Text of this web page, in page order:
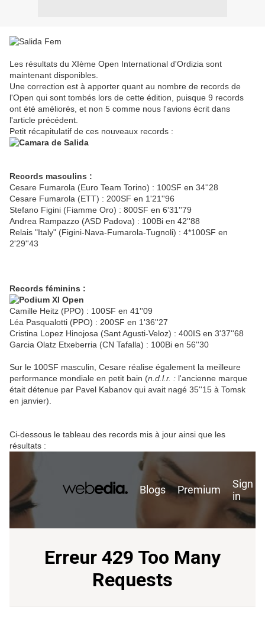
Les résultats du XIème Open International d'Ordizia sont
maintenant disponibles.
Une correction est à apporter quant au nombre de records de
l'Open qui sont tombés lors de cette édition, puisque 9 records
ont été améliorés, et non 5 comme nous l'avions écrit dans
l'article précédent.
Petit récapitulatif de ces nouveaux records :
Records masculins :
Cesare Fumarola (Euro Team Torino) : 100SF en 34''28
Cesare Fumarola (ETT) : 200SF en 1'21''96
Stefano Figini (Fiamme Oro) : 800SF en 6'31''79
Andrea Rampazzo (ASD Padova) : 100Bi en 42''88
Relais "Italy" (Figini-Nava-Fumarola-Tugnoli) : 4*100SF en
2'29''43
Records féminins :
Camille Heitz (PPO) : 100SF en 41''09
Léa Pasqualotti (PPO) : 200SF en 1'36''27
Cristina Lopez Hinojosa (Sant Agusti-Veloz) : 400IS en 3'37''68
Garcia Olatz Etxeberria (CN Tafalla) : 100Bi en 56''30
Sur le 100SF masculin, Cesare réalise également la meilleure
performance mondiale en petit bain (n.d.l.r. : l'ancienne marque
était détenue par Pavel Kabanov qui avait nagé 35''15 à Tomsk
en janvier).
Ci-dessous le tableau des records mis à jour ainsi que les
résultats :